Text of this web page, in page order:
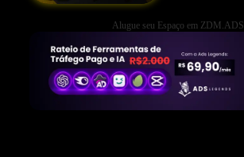
10.THUMBNAIL VIRAL
11.TECNICA AICUMDA
12.SEO NÍVEL HARD
Alugue seu Espaço em ZDM.ADS